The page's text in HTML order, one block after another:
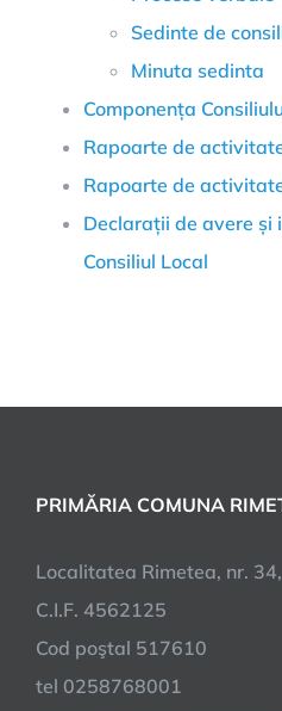
Sedinte de
Minuta sedinta
Componența
Rapoarte de
Rapoarte de
Declarații de avere și
Consiliul Local
PRIMĂRIA COMUNA
Localitatea Rimetea, nr. 34,
C.I.F. 4562125
Cod poştal 517610
tel 0258768001